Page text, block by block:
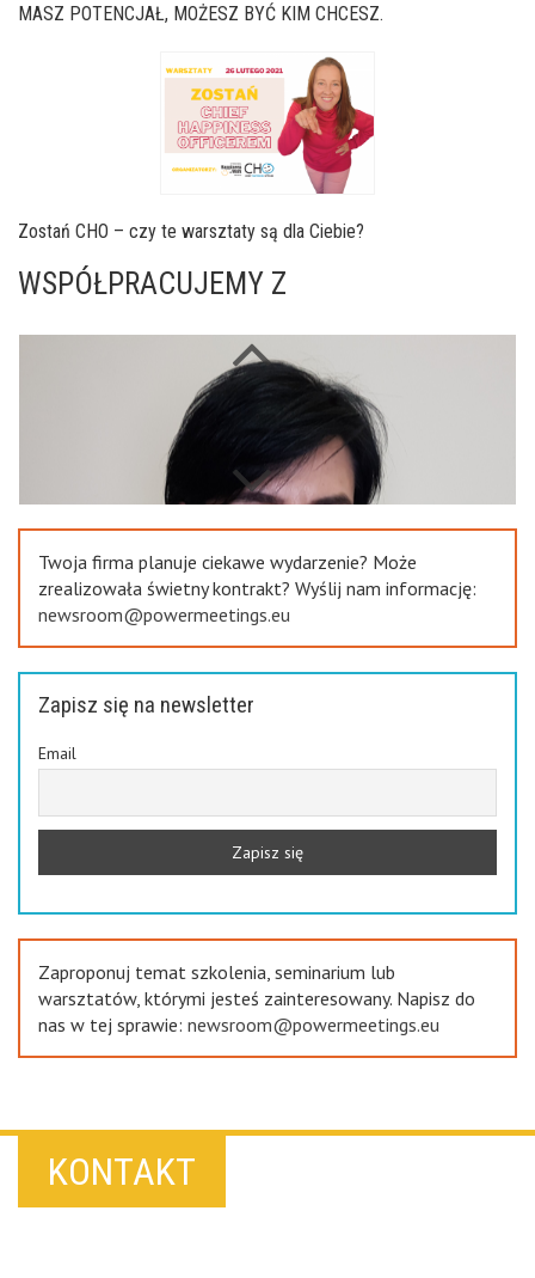
MASZ POTENCJAŁ, MOŻESZ BYĆ KIM CHCESZ.
Zostań CHO – czy te warsztaty są dla Ciebie?
WSPÓŁPRACUJEMY Z
Next
Twoja firma planuje ciekawe wydarzenie? Może
zrealizowała świetny kontrakt? Wyślij nam informację:
newsroom@powermeetings.eu
Zapisz się na newsletter
Email
Zaproponuj temat szkolenia, seminarium lub
warsztatów, którymi jesteś zainteresowany. Napisz do
nas w tej sprawie: newsroom@powermeetings.eu
KONTAKT